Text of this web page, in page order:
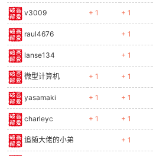
v3009 + 1 + 1
raul4676 + 1
lanse134 + 1
微型计算机 + 1 + 1
yasamaki + 1 + 1
charleyc + 1 + 1
追随大佬的小弟 + 1